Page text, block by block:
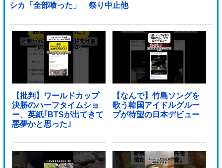
シカ「全部喰った」 祭り中止他
【批判】ワールドカップ
決勝のハーフタイムショ
ー、英紙｢BTSが出てきて
悪夢かと思った｣
【なんで】竹島ソングを
歌う韓国アイドルグルー
プが待望の日本デビュー